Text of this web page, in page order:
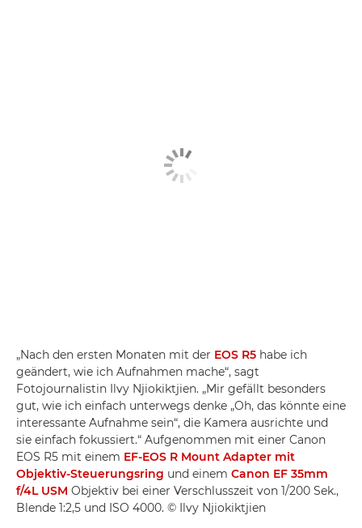
„Nach den ersten Monaten mit der EOS R5 habe ich
geändert, wie ich Aufnahmen mache“, sagt
Fotojournalistin Ilvy Njiokiktjien. „Mir gefällt besonders
gut, wie ich einfach unterwegs denke „Oh, das könnte eine
interessante Aufnahme sein“, die Kamera ausrichte und
sie einfach fokussiert.“ Aufgenommen mit einer Canon
EOS R5 mit einem EF-EOS R Mount Adapter mit
Objektiv-Steuerungsring und einem Canon EF 35mm
f/4L USM Objektiv bei einer Verschlusszeit von 1/200 Sek.,
Blende 1:2,5 und ISO 4000. © Ilvy Njiokiktjien